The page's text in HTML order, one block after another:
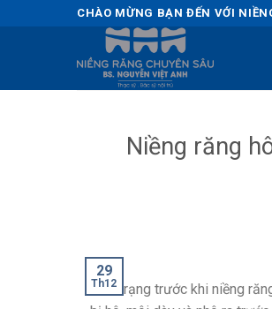
to
CHÀO MỪNG BẠN ĐẾN VỚI
Niềng răng
29
Th12
Tình trạng trước khi niềng